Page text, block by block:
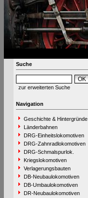
Suche
zur erweiterten Suche
Navigation
Geschichte & Hintergründe
Länderbahnen
DRG-Einheitslokomotiven
DRG-Zahnradlokomotiven
DRG-Schmalspurlok.
Kriegslokomotiven
Verlagerungsbauten
DB-Neubaulokomotiven
DB-Umbaulokomotiven
DR-Neubaulokomotiven